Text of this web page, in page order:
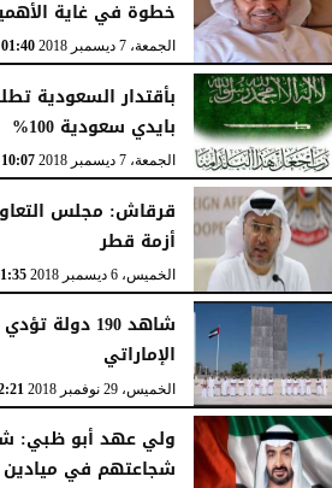
خطوة في غاية
الجمعة، 7 ديسمبر 2018 01:40 مـ
بأقتدار السعودية
بايدي سعودية 100%
الجمعة، 7 ديسمبر 2018 10:07 صـ
قرقاش: مجلس
أزمة قطر
الخميس، 6 ديسمبر 2018 01:35
شاهد 190
الإماراتي
الخميس، 29 نوفمبر 2018
ولي عهد أبو ظبي:
شجاعتهم في ميادين